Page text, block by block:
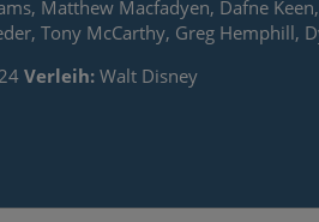
Matthew Macfadyen, Dafne
Tony McCarthy, Greg Hemphill,
Verleih: Walt Disney